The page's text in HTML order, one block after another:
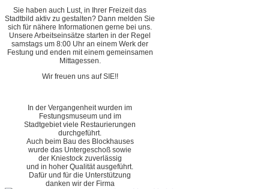
Sie haben auch Lust, in Ihrer Freizeit das
Stadtbild aktiv zu gestalten? Dann melden Sie
sich für nähere Informationen gerne bei uns.
Unsere Arbeitseinsätze starten in der Regel
samstags um 8:00 Uhr an einem Werk der
Festung und enden mit einem gemeinsamen
Mittagessen.
Wir freuen uns auf SIE!!
In der Vergangenheit wurden im
Festungsmuseum und im
Stadtgebiet viele Restaurierungen
durchgeführt.
Auch beim Bau des Blockhauses
wurde das Untergeschoß sowie
der Kniestock zuverlässig
und in hoher Qualität ausgeführt.
Dafür und für die Unterstützung
danken wir der Firma